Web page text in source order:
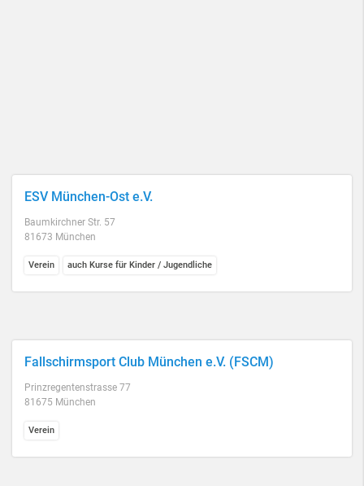
ESV München-Ost e.V.
Baumkirchner Str. 57
81673 München
Verein auch Kurse für Kinder / Jugendliche
Fallschirmsport Club München e.V. (FSCM)
Prinzregentenstrasse 77
81675 München
Verein